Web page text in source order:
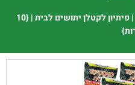
מוסקיטר לבית | פיתיון לקטלן יתושים לבית | {10